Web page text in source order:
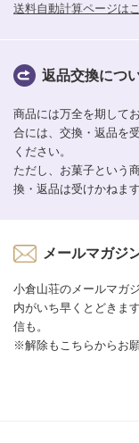
送料自動計算ページは
返品交換につ
商品には万全を期して
合には、交換・返品を
ください。
ただし、お菓子という
換・返品は受けかねま
メールマガジ
小倉山荘のメールマガ
内がいち早くとどきま
信も。
※解除もこちらからお